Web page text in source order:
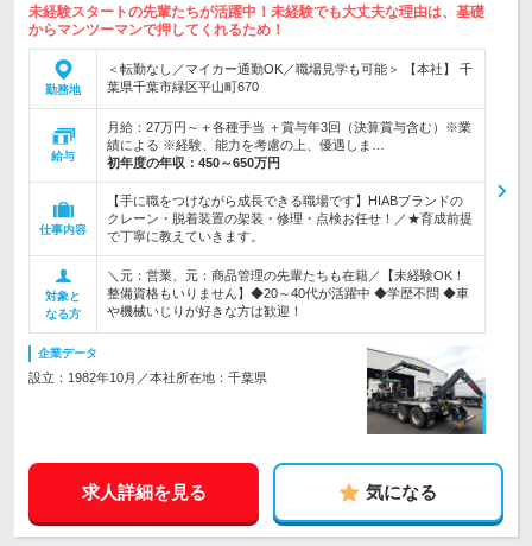
未経験スタートの先輩たちが活躍中！未経験でも大丈夫な理由は、基礎
からマンツーマンで押してくれるため！
勤務地
＜転勤なし／マイカー通勤OK／職場見学も可能＞ 【本社】 千
葉県千葉市緑区平山町670
給与
月給：27万円～＋各種手当 ＋賞与年3回（決算賞与含む）※業
績による ※経験、能力を考慮の上、優遇しま…
初年度の年収： 450～650万円
仕事内容
【手に職をつけながら成長できる職場です】HIABブランドの
クレーン・脱着装置の架装・修理・点検お任せ！／★育成前提
で丁寧に教えていきます。
対象と
なる方
＼元：営業、元：商品管理の先輩たちも在籍／【未経験OK！
整備資格もいりません】◆20～40代が活躍中 ◆学歴不問 ◆車
や機械いじりが好きな方は歓迎！
企業データ
設立：1982年10月／本社所在地：千葉県
求人詳細を見る 気になる